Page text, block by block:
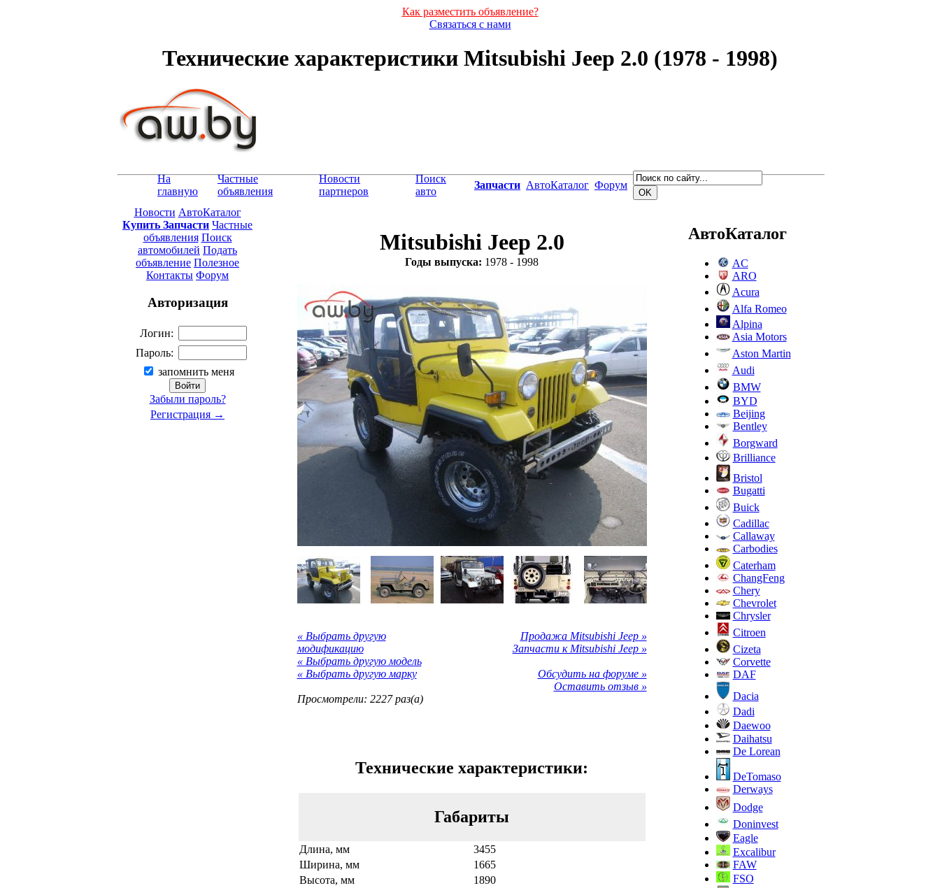
Как разместить объявление?
Связаться с нами
Технические характеристики Mitsubishi Jeep 2.0 (1978 - 1998)
На
главную
Частные
объявления
Новости
партнеров
Поиск
авто
Запчасти АвтоКаталог Форум
Новости АвтоКаталог
Купить Запчасти Частные
объявления Поиск
автомобилей Подать
объявление Полезное
Контакты Форум
Авторизация
Логин:
Пароль:
запомнить меня
Забыли пароль?
Регистрация →
Mitsubishi Jeep 2.0
Годы выпуска: 1978 - 1998
« Выбрать другую
модификацию
« Выбрать другую модель
« Выбрать другую марку
Просмотрели: 2227 раз(а)
Продажа Mitsubishi Jeep »
Запчасти к Mitsubishi Jeep »
Обсудить на форуме »
Оставить отзыв »
Технические характеристики:
Габариты
Длина, мм
3455
Ширина, мм
1665
Высота, мм
1890
АвтоКаталог
AC
ARO
Acura
Alfa Romeo
Alpina
Asia Motors
Aston Martin
Audi
BMW
BYD
Beijing
Bentley
Borgward
Brilliance
Bristol
Bugatti
Buick
Cadillac
Callaway
Carbodies
Caterham
ChangFeng
Chery
Chevrolet
Chrysler
Citroen
Cizeta
Corvette
DAF
Dacia
Dadi
Daewoo
Daihatsu
De Lorean
DeTomaso
Derways
Dodge
Doninvest
Eagle
Excalibur
FAW
FSO